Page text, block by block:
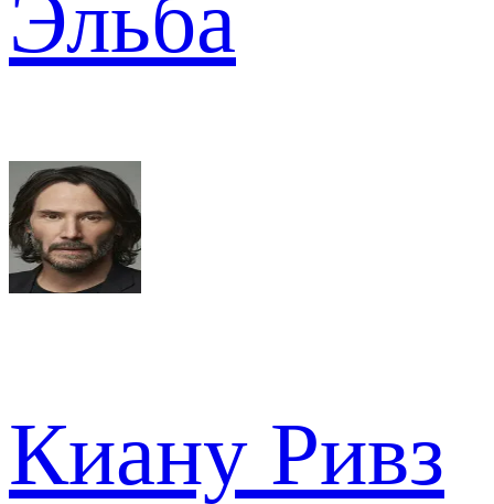
Эльба
Киану Ривз